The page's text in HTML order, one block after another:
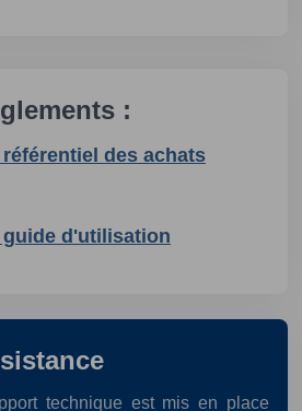
:
des achats
d'utilisation
technique est mis en place